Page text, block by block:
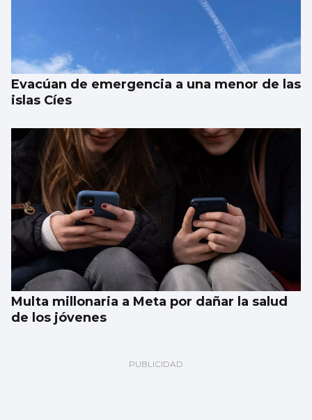
Evacúan de emergencia a una menor de las
islas Cíes
Multa millonaria a Meta por dañar la salud
de los jóvenes